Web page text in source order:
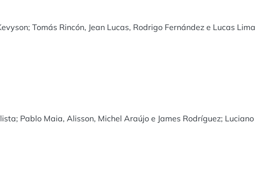
Tomás Rincón, Jean Lucas, Rodrigo Fernández e Lucas
Pablo Maia, Alisson, Michel Araújo e James Rodríguez; Luciano